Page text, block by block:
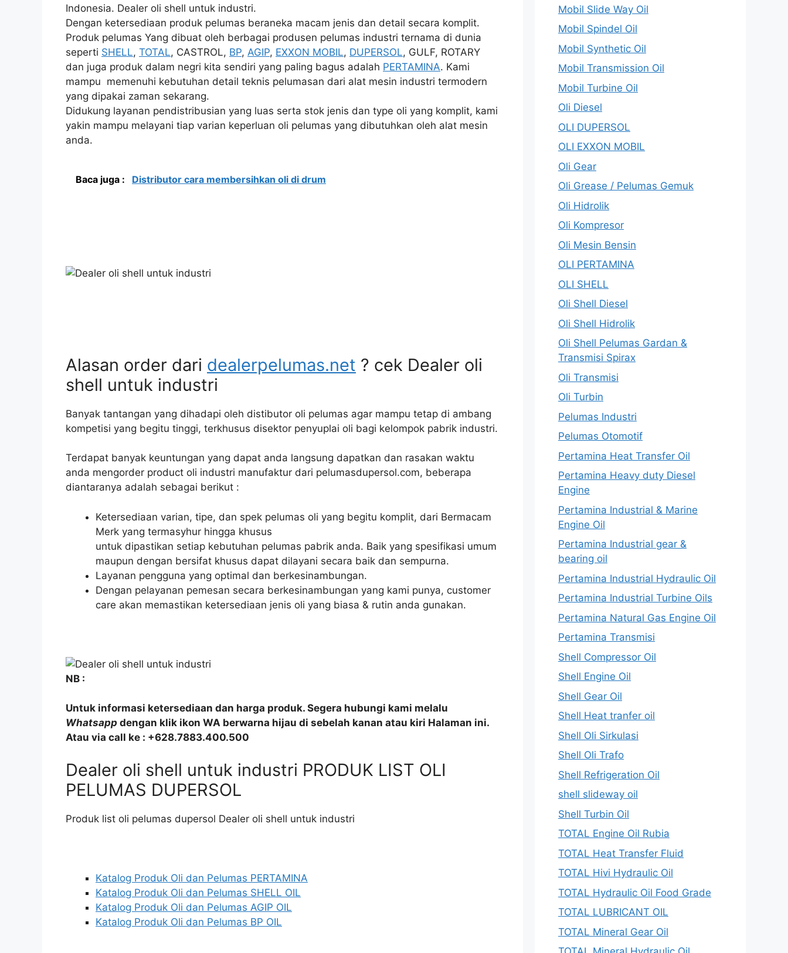
Indonesia. Dealer oli shell untuk industri.
Dengan ketersediaan produk pelumas beraneka macam jenis dan detail secara komplit.
Produk pelumas Yang dibuat oleh berbagai produsen pelumas industri ternama di dunia
seperti SHELL, TOTAL, CASTROL, BP, AGIP, EXXON MOBIL, DUPERSOL, GULF, ROTARY
dan juga produk dalam negri kita sendiri yang paling bagus adalah PERTAMINA. Kami
mampu memenuhi kebutuhan detail teknis pelumasan dari alat mesin industri termodern
yang dipakai zaman sekarang.
Didukung layanan pendistribusian yang luas serta stok jenis dan type oli yang komplit, kami
yakin mampu melayani tiap varian keperluan oli pelumas yang dibutuhkan oleh alat mesin
anda.
Baca juga : Distributor cara membersihkan oli di drum
Alasan order dari dealerpelumas.net ? cek Dealer oli
shell untuk industri
Banyak tantangan yang dihadapi oleh distibutor oli pelumas agar mampu tetap di ambang
kompetisi yang begitu tinggi, terkhusus disektor penyuplai oli bagi kelompok pabrik industri.
Terdapat banyak keuntungan yang dapat anda langsung dapatkan dan rasakan waktu
anda mengorder product oli industri manufaktur dari pelumasdupersol.com, beberapa
diantaranya adalah sebagai berikut :
Ketersediaan varian, tipe, dan spek pelumas oli yang begitu komplit, dari Bermacam
Merk yang termasyhur hingga khusus
untuk dipastikan setiap kebutuhan pelumas pabrik anda. Baik yang spesifikasi umum
maupun dengan bersifat khusus dapat dilayani secara baik dan sempurna.
Layanan pengguna yang optimal dan berkesinambungan.
Dengan pelayanan pemesan secara berkesinambungan yang kami punya, customer
care akan memastikan ketersediaan jenis oli yang biasa & rutin anda gunakan.
NB :
Untuk informasi ketersediaan dan harga produk. Segera hubungi kami melalu
Whatsapp dengan klik ikon WA berwarna hijau di sebelah kanan atau kiri Halaman ini.
Atau via call ke : +628.7883.400.500
Dealer oli shell untuk industri PRODUK LIST OLI
PELUMAS DUPERSOL
Produk list oli pelumas dupersol Dealer oli shell untuk industri
Katalog Produk Oli dan Pelumas PERTAMINA
Katalog Produk Oli dan Pelumas SHELL OIL
Katalog Produk Oli dan Pelumas AGIP OIL
Katalog Produk Oli dan Pelumas BP OIL
Mobil Slide Way Oil
Mobil Spindel Oil
Mobil Synthetic Oil
Mobil Transmission Oil
Mobil Turbine Oil
Oli Diesel
OLI DUPERSOL
OLI EXXON MOBIL
Oli Gear
Oli Grease / Pelumas Gemuk
Oli Hidrolik
Oli Kompresor
Oli Mesin Bensin
OLI PERTAMINA
OLI SHELL
Oli Shell Diesel
Oli Shell Hidrolik
Oli Shell Pelumas Gardan &
Transmisi Spirax
Oli Transmisi
Oli Turbin
Pelumas Industri
Pelumas Otomotif
Pertamina Heat Transfer Oil
Pertamina Heavy duty Diesel
Engine
Pertamina Industrial & Marine
Engine Oil
Pertamina Industrial gear &
bearing oil
Pertamina Industrial Hydraulic Oil
Pertamina Industrial Turbine Oils
Pertamina Natural Gas Engine Oil
Pertamina Transmisi
Shell Compressor Oil
Shell Engine Oil
Shell Gear Oil
Shell Heat tranfer oil
Shell Oli Sirkulasi
Shell Oli Trafo
Shell Refrigeration Oil
shell slideway oil
Shell Turbin Oil
TOTAL Engine Oil Rubia
TOTAL Heat Transfer Fluid
TOTAL Hivi Hydraulic Oil
TOTAL Hydraulic Oil Food Grade
TOTAL LUBRICANT OIL
TOTAL Mineral Gear Oil